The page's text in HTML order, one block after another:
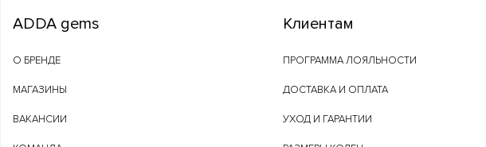
ADDA gems
О БРЕНДЕ
МАГАЗИНЫ
ВАКАНСИИ
Клиентам
ПРОГРАММА ЛОЯЛЬНОСТИ
ДОСТАВКА И ОПЛАТА
УХОД И ГАРАНТИИ